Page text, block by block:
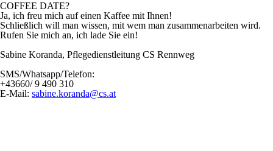
COFFEE DATE?
Ja, ich freu mich auf einen Kaffee mit Ihnen!
Schließlich will man wissen, mit wem man zusammenarbeiten wird.
Rufen Sie mich an, ich lade Sie ein!
Sabine Koranda, Pflegedienstleitung CS Rennweg
SMS/Whatsapp/Telefon:
+43660/ 9 490 310
E-Mail: sabine.koranda@cs.at